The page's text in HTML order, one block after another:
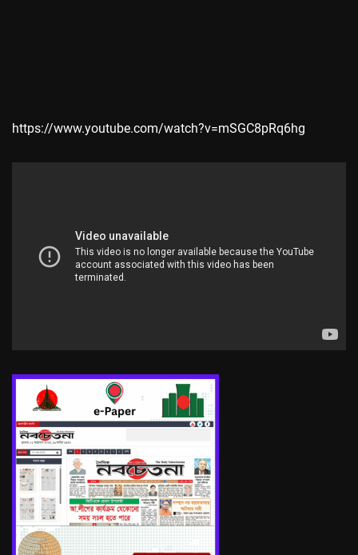
https://www.youtube.com/watch?v=mSGC8pRq6hg